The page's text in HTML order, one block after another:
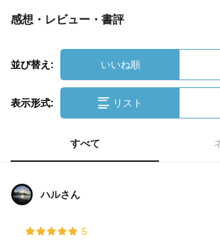
感想・レビュー・書評
並び替え: いいね順
表示形式: リスト
すべて
ハルさん
5